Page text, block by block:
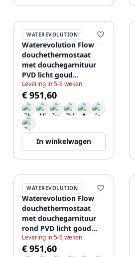
WATEREVOLUTION
Waterevolution Flow
douchethermostaat
met douchegarnituur
PVD licht goud
T140TNWGE
Levering in 5-6 weken
€ 951,60
In winkelwagen
WATEREVOLUTION
Waterevolution Flow
douchethermostaat
met douchegarnituur
rond PVD licht goud
T140TNRWGE
Levering in 5-6 weken
€ 951,60